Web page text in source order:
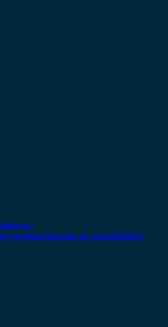
να απαντήσουμε σε οποιαδήποτε